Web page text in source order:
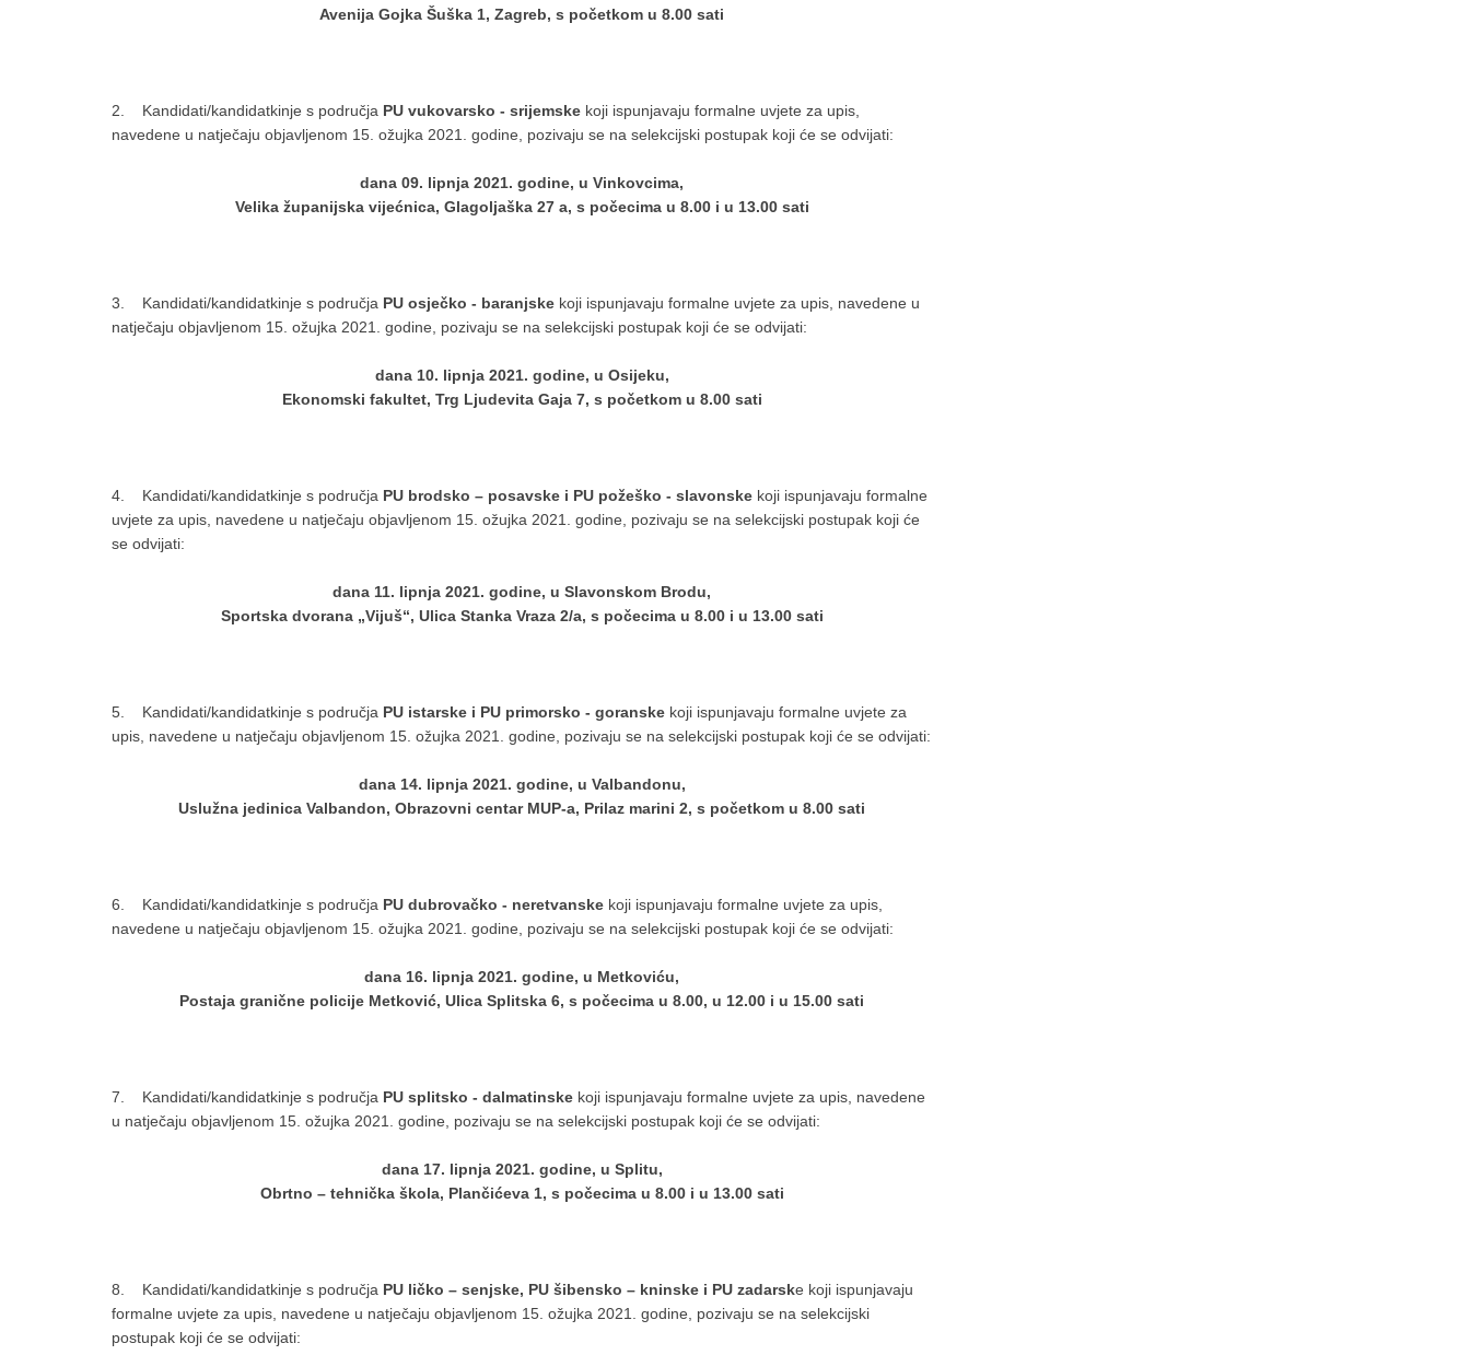
Avenija Gojka Šuška 1, Zagreb, s početkom u 8.00 sati
2. Kandidati/kandidatkinje s područja PU vukovarsko - srijemske koji ispunjavaju formalne uvjete za upis,
navedene u natječaju objavljenom 15. ožujka 2021. godine, pozivaju se na selekcijski postupak koji će se odvijati:
dana 09. lipnja 2021. godine, u Vinkovcima,
Velika županijska vijećnica, Glagoljaška 27 a, s počecima u 8.00 i u 13.00 sati
3. Kandidati/kandidatkinje s područja PU osječko - baranjske koji ispunjavaju formalne uvjete za upis, navedene u
natječaju objavljenom 15. ožujka 2021. godine, pozivaju se na selekcijski postupak koji će se odvijati:
dana 10. lipnja 2021. godine, u Osijeku,
Ekonomski fakultet, Trg Ljudevita Gaja 7, s početkom u 8.00 sati
4. Kandidati/kandidatkinje s područja PU brodsko – posavske i PU požeško - slavonske koji ispunjavaju formalne
uvjete za upis, navedene u natječaju objavljenom 15. ožujka 2021. godine, pozivaju se na selekcijski postupak koji će
se odvijati:
dana 11. lipnja 2021. godine, u Slavonskom Brodu,
Sportska dvorana „Vijuš“, Ulica Stanka Vraza 2/a, s počecima u 8.00 i u 13.00 sati
5. Kandidati/kandidatkinje s područja PU istarske i PU primorsko - goranske koji ispunjavaju formalne uvjete za
upis, navedene u natječaju objavljenom 15. ožujka 2021. godine, pozivaju se na selekcijski postupak koji će se odvijati:
dana 14. lipnja 2021. godine, u Valbandonu,
Uslužna jedinica Valbandon, Obrazovni centar MUP-a, Prilaz marini 2, s početkom u 8.00 sati
6. Kandidati/kandidatkinje s područja PU dubrovačko - neretvanske koji ispunjavaju formalne uvjete za upis,
navedene u natječaju objavljenom 15. ožujka 2021. godine, pozivaju se na selekcijski postupak koji će se odvijati:
dana 16. lipnja 2021. godine, u Metkoviću,
Postaja granične policije Metković, Ulica Splitska 6, s počecima u 8.00, u 12.00 i u 15.00 sati
7. Kandidati/kandidatkinje s područja PU splitsko - dalmatinske koji ispunjavaju formalne uvjete za upis, navedene
u natječaju objavljenom 15. ožujka 2021. godine, pozivaju se na selekcijski postupak koji će se odvijati:
dana 17. lipnja 2021. godine, u Splitu,
Obrtno – tehnička škola, Plančićeva 1, s počecima u 8.00 i u 13.00 sati
8. Kandidati/kandidatkinje s područja PU ličko – senjske, PU šibensko – kninske i PU zadarske koji ispunjavaju
formalne uvjete za upis, navedene u natječaju objavljenom 15. ožujka 2021. godine, pozivaju se na selekcijski
postupak koji će se odvijati: